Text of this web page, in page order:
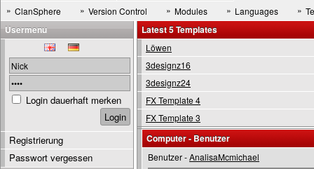
» ClanSphere » Version Control » Modules » Languages »
Latest 5 Templates
Löwen
3designz16
3designz24
FX Template 4
FX Template 3
Computer - Benutzer
Benutzer -AnalisaMcmichael
Usermenu
Login dauerhaft merken
Registrierung
Passwort vergessen